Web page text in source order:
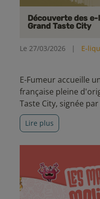
Découverte des
Grand Taste City
Le 27/03/2026 | E-
E-Fumeur accueille
française pleine
Taste City, signée
Nous partirons à la
qui composent cette
Lire plus